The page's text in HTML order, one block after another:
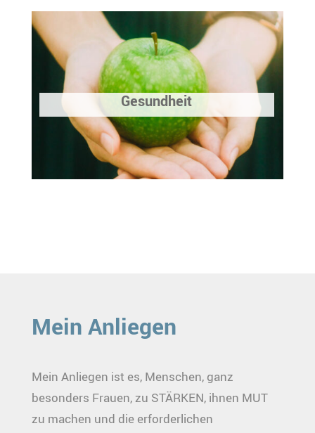
Gesundheit
Mein Anliegen
Mein Anliegen ist es, Menschen, ganz
besonders Frauen, zu STÄRKEN, ihnen MUT
zu machen und die erforderlichen